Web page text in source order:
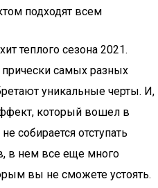
подходят всем
теплого сезона 2021.
самых разных
уникальные черты. И,
который вошел в
собирается отступать
в нем все еще много
вы не сможете устоять.